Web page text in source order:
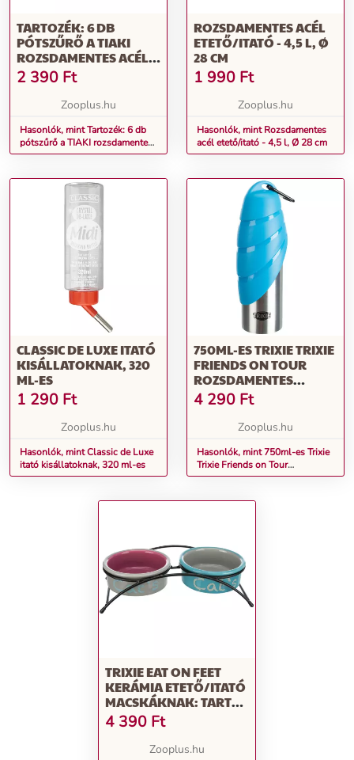
TARTOZÉK: 6 DB
PÓTSZŰRŐ A TIAKI
ROZSDAMENTES ACÉL
ITATÓKÚTHOZ,
MACSKA, KUTYA
2 390 Ft
Zooplus.hu
Hasonlók, mint Tartozék: 6 db
pótszűrő a TIAKI rozsdamentes
acél itatókúthoz, macska, kutya
ROZSDAMENTES ACÉL
ETETŐ/ITATÓ - 4,5 L, Ø
28 CM
1 990 Ft
Zooplus.hu
Hasonlók, mint Rozsdamentes
acél etető/itató - 4,5 l, Ø 28 cm
CLASSIC DE LUXE ITATÓ
KISÁLLATOKNAK, 320
ML-ES
1 290 Ft
Zooplus.hu
Hasonlók, mint Classic de Luxe
itató kisállatoknak, 320 ml-es
750ML-ES TRIXIE TRIXIE
FRIENDS ON TOUR
ROZSDAMENTES
ACÉLPALACK
ITATÓTÁLLAL
KUTYÁKNAK
4 290 Ft
Zooplus.hu
Hasonlók, mint 750ml-es Trixie
Trixie Friends on Tour
rozsdamentes acélpalack
TRIXIE EAT ON FEET
KERÁMIA ETETŐ/ITATÓ
MACSKÁKNAK: TARTÓ
ÁLLVÁNY+2 TÁL 2 X 300
ML, Ø 12 CM
(VILÁGOSSZÜRKE/RÓZSASZÍN/
4 390 Ft
Zooplus.hu